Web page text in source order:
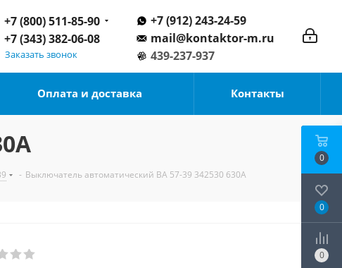
+7 (912) 243-24-59
mail@kontaktor-m.ru
439-237-937
+7 (800) 511-85-90
+7 (343) 382-06-08
Заказать звонок
Оплата и доставка Контакты
- Выключатель автоматический ВА 57-39 342530 630А
0
0
0